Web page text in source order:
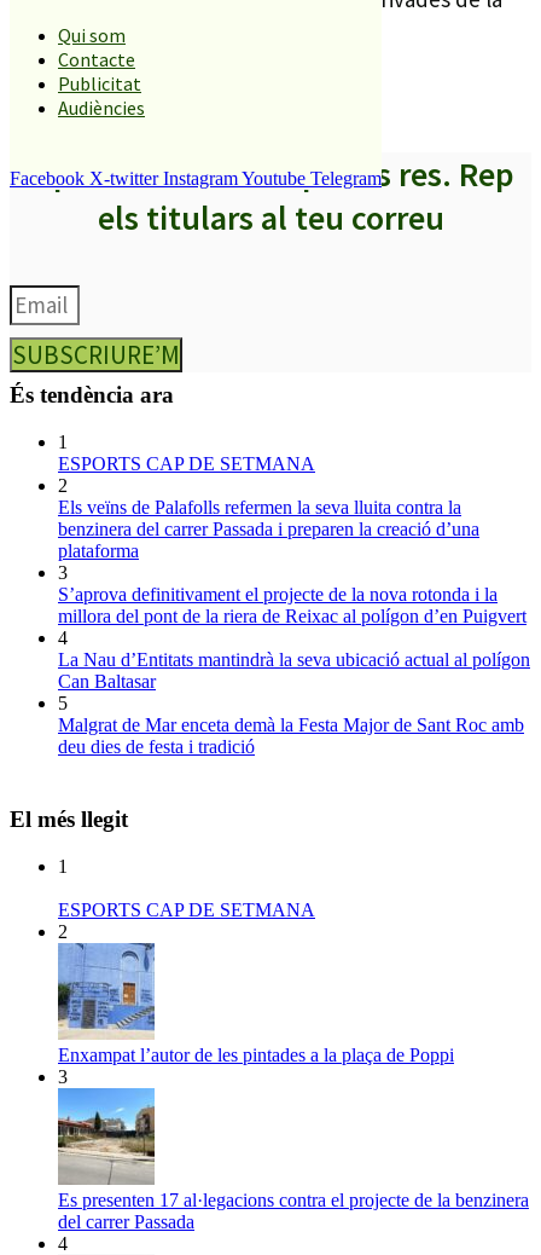
Qui som
Contacte
Publicitat
Audiències
Facebook X-twitter InstagramYoutube Telegram
reforma de la llei antitabac”.
El Punt
A partir d’ara no et perdis res. Rep
els titulars al teu correu
SUBSCRIURE’M
És tendència ara
1
ESPORTS CAP DE SETMANA
2
Els veïns de Palafolls refermen la seva lluita contra la
benzinera del carrer Passada i preparen la creació d’una
plataforma
3
S’aprova definitivament el projecte de la nova rotonda i la
millora del pont de la riera de Reixac al polígon d’en Puigvert
4
La Nau d’Entitats mantindrà la seva ubicació actual al polígon
Can Baltasar
5
Malgrat de Mar enceta demà la Festa Major de Sant Roc amb
deu dies de festa i tradició
El més llegit
1
ESPORTS CAP DE SETMANA
2
Enxampat l’autor de les pintades a la plaça de Poppi
3
Es presenten 17 al·legacions contra el projecte de la benzinera
del carrer Passada
4